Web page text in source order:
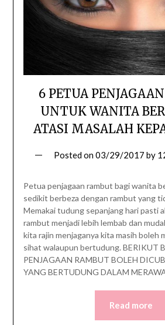
6 PETUA
UNTUK WANITA
ATASI MASALAH
Posted on03/29/2017 by
Petua penjagaan rambut bagi wanita
sedikit berbeza dengan rambut yang
Memakai tudung sepanjang hari pasti
rambut menjadi lebih lembab dan
kita rajin menjaganya kita masih boleh
sihat walaupun bertudung. BERIKUT
PENJAGAAN RAMBUT BOLEH
YANG BERTUDUNG DALAM
Read more